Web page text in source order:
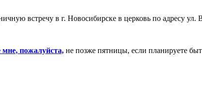
встречу в г. Новосибирске в церковь по адресу
пожалуйста, не позже пятницы, если планируете